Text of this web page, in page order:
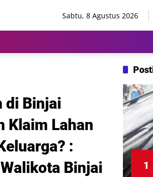
Sabtu, 8 Agustus 2026
di Binjai
Klaim Lahan
:
Binjai
1